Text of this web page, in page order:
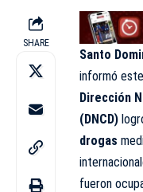
SHARE
Santo
informó
Dirección
(DNCD)
drogas
fueron